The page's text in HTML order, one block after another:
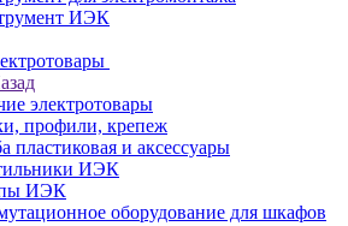
ИЭК
электротовары
профили, крепеж
пластиковая и аксессуары
ИЭК
ИЭК
оборудование для шкафов